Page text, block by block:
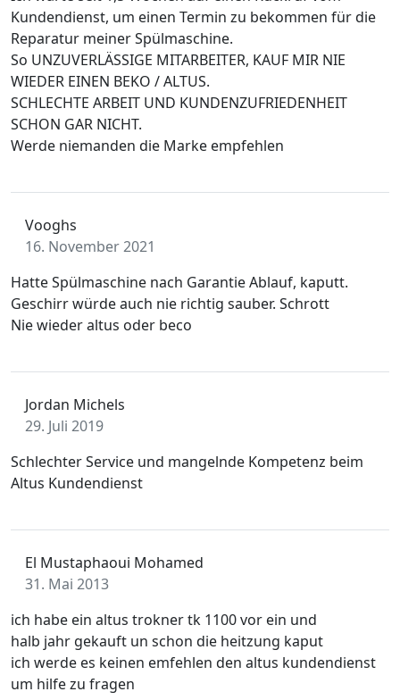
Kundendienst, um einen Termin zu bekommen für die
Reparatur meiner Spülmaschine.
So UNZUVERLÄSSIGE MITARBEITER, KAUF MIR NIE
WIEDER EINEN BEKO / ALTUS.
SCHLECHTE ARBEIT UND KUNDENZUFRIEDENHEIT
SCHON GAR NICHT.
Werde niemanden die Marke empfehlen
Vooghs
16. November 2021
Hatte Spülmaschine nach Garantie Ablauf, kaputt.
Geschirr würde auch nie richtig sauber. Schrott
Nie wieder altus oder beco
Jordan Michels
29. Juli 2019
Schlechter Service und mangelnde Kompetenz beim
Altus Kundendienst
El Mustaphaoui Mohamed
31. Mai 2013
ich habe ein altus trokner tk 1100 vor ein und
halb jahr gekauft un schon die heitzung kaput
ich werde es keinen emfehlen den altus kundendienst
um hilfe zu fragen